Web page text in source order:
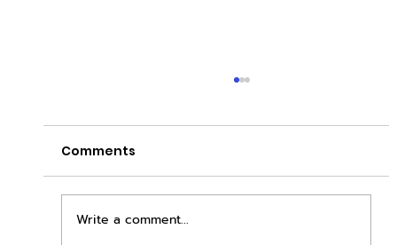
Comments
Write a comment...